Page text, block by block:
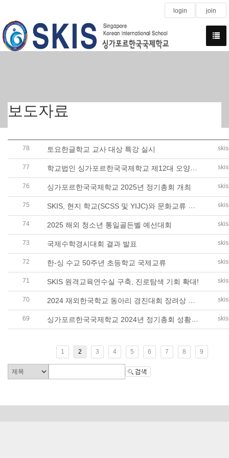
login join
보도자료
78 토요한글학교 교사 대상 특강 실시
77
76 싱가포르한국국제학교 2025년 정기총회 개최
75
74 2025 해외 청소년 통일골든벨 예선대회
73 국제수학경시대회 결과 발표
72 한-싱 수교 50주년 초등학교 국제교류
71 SKIS 원격교육연수실 구축, 진로탐색 기회 확대!
70
69
1 2 3 4 5 6 7 8 9